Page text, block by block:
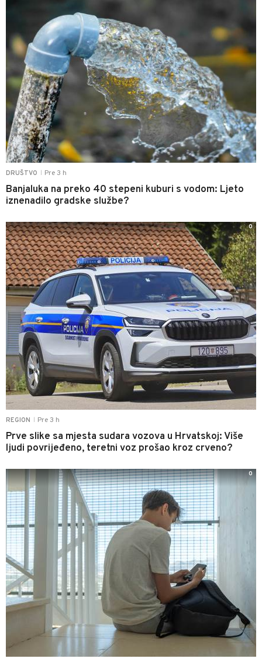
DRUŠTVO Pre 3 h
Banjaluka na preko 40 stepeni kuburi s vodom: Ljeto
iznenadilo gradske službe?
REGION Pre 3 h
Prve slike sa mjesta sudara vozova u Hrvatskoj: Više
ljudi povrijeđeno, teretni voz prošao kroz crveno?
0
0